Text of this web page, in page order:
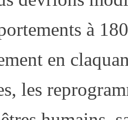
à
en
les